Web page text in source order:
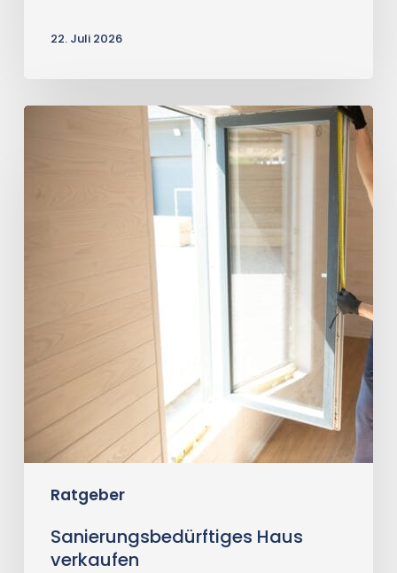
22. Juli 2026
Ratgeber
Sanierungsbedürftiges
Sanierungsbedürftiges Haus
verkaufen